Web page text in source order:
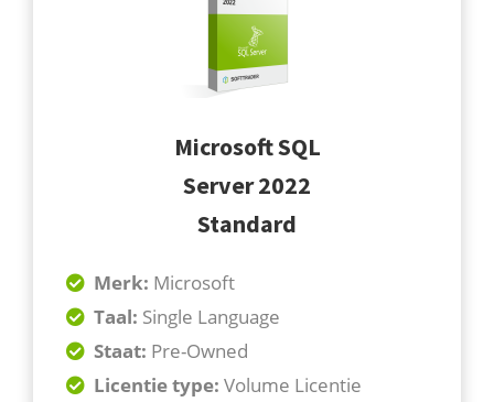
Microsoft SQL
Server 2022
Standard
Merk: Microsoft
Taal: Single Language
Staat: Pre-Owned
Licentie type: Volume Licentie